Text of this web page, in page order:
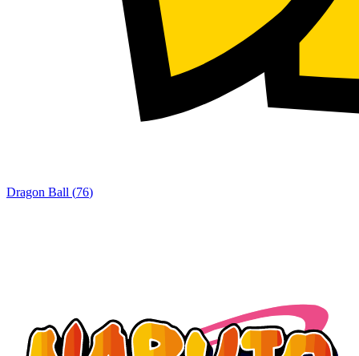
Dragon Ball (76)